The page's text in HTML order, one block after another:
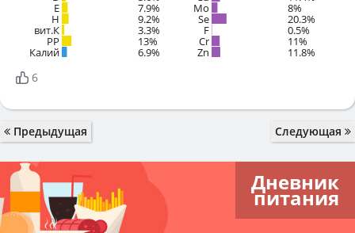
E 7.9%
H 9.2%
вит.К 3.3%
PP 13%
Калий 6.9%
Mo 8%
Se 20.3%
F 0.5%
Cr 11%
Zn 11.8%
6
Предыдущая Следующая
Дневник
питания